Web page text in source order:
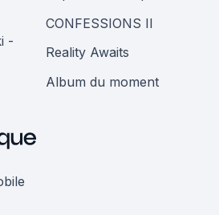
-
CONFESSIONS II
Reality Awaits
Album du moment